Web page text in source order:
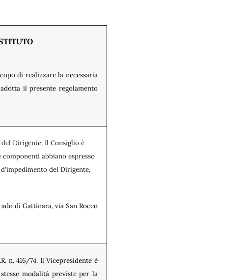
di realizzare la necessaria
il presente regolamento
Dirigente. Il Consiglio è
abbiano espresso
del Dirigente,
di Gattinara, via San Rocco
n. 416/74. Il Vicepresidente è
modalità previste per la